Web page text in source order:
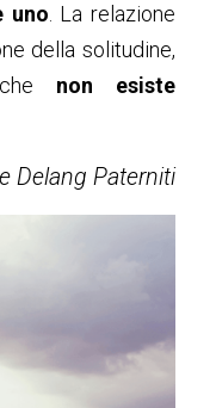
uno . La relazione
della solitudine,
non esiste
Delang Paterniti